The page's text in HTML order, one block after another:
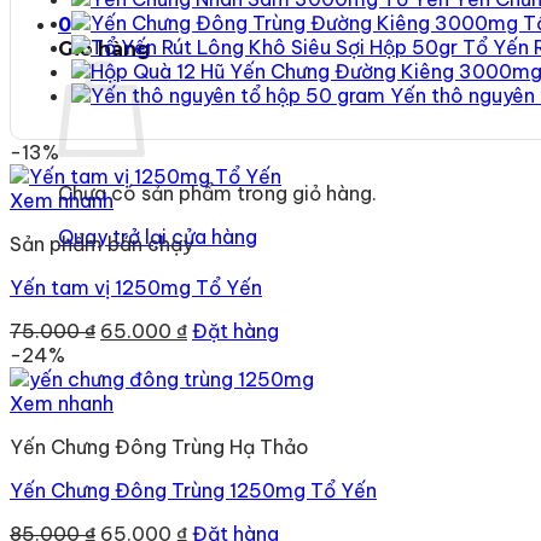
0
Giỏ hàng
Chưa có sản phẩm trong giỏ hàng.
Quay trở lại cửa hàng
Tổ Yến
Yến thô
-13%
Xem nhanh
Sản phẩm bán chạy
Yến tam vị 1250mg Tổ Yến
75.000₫ Giá
là:
75.000 ₫.
65.000 ₫Giá
tại
Đặt hàng
-24%
Xem nhanh
Yến Chưng Đông Trùng Hạ Thảo
Yến Chưng Đông Trùng 1250mg Tổ Yến
85.000₫ Giá
65.000 ₫Giá
Đặt hàng